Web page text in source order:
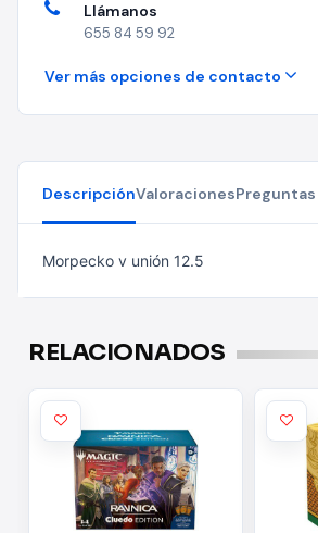
Llámanos
655 84 59 92
Ver más opciones de contacto
DescripciónValoracionesPreguntas
Morpecko v unión 12.5
RELACIONADOS